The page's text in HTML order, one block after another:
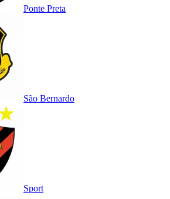
Ponte Preta
São Bernardo
Sport